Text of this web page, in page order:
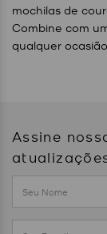
mochilas de
Combine com
qualquer ocasião.
Assine